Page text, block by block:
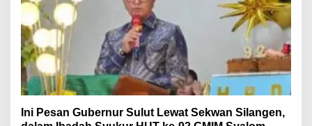
Ini Pesan Gubernur Sulut Lewat Sekwan Silangen,